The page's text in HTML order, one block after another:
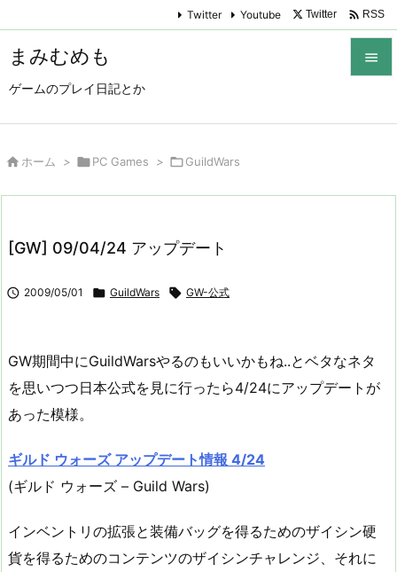
まみむめも
ゲームのプレイ日記とか

Twitter Youtube Twitter  RSS
 ホーム > PC Games > GuildWars
[GW] 09/04/24 アップデート
 2009/05/01  GuildWars  GW-公式
GW期間中にGuildWarsやるのもいいかもね..とベタなネタ
を思いつつ日本公式を見に行ったら4/24にアップデートが
あった模様。
ギルド ウォーズ アップデート情報 4/24
(ギルド ウォーズ – Guild Wars)
インベントリの拡張と装備バッグを得るためのザイシン硬
貨を得るためのコンテンツのザイシンチャレンジ、それに